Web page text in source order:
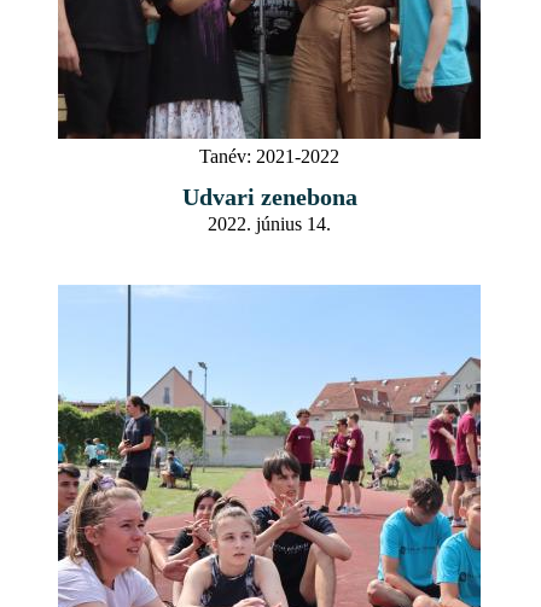
Tanév: 2021-2022
Udvari zenebona
2022. június 14.